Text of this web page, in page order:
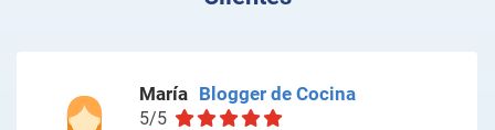
María Blogger de Cocina
5/5